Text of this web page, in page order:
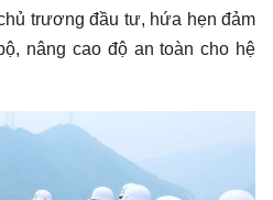
trương đầu tư, hứa hẹn đảm
nâng cao độ an toàn cho hệ